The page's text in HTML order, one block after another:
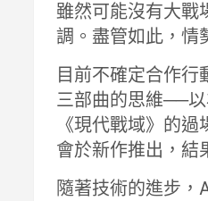
雖然可能沒有大戰
調。盡管如此，情
目前不確定合作
三部曲的思維──
《現代戰域》的
會於新作推出，結
隨著技術的進步，